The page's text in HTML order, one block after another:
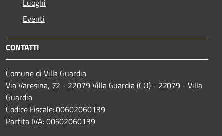
Luoghi
Eventi
CONTATTI
Comune di Villa Guardia
Via Varesina, 72 - 22079 Villa Guardia (CO) - 22079 - Villa
Guardia
Codice Fiscale: 00602060139
Partita IVA: 00602060139